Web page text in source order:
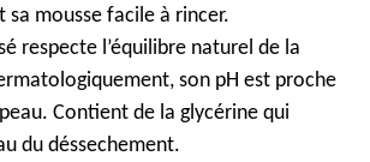
sa mousse facile à rincer.
respecte l’équilibre naturel de la
son pH est proche
Contient de la glycérine qui
du déssechement.